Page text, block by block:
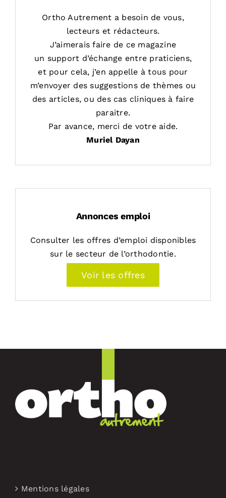
Ortho Autrement a besoin de vous,
lecteurs et rédacteurs.
J’aimerais faire de ce magazine
un support d’échange entre praticiens,
et pour cela, j’en appelle à tous pour
m’envoyer des suggestions de thèmes ou
des articles, ou des cas cliniques à faire
paraitre.
Par avance, merci de votre aide.
Muriel Dayan
Annonces emploi
Consulter les offres d’emploi disponibles
sur le secteur de l’orthodontie.
Voir les offres
Mentions légales